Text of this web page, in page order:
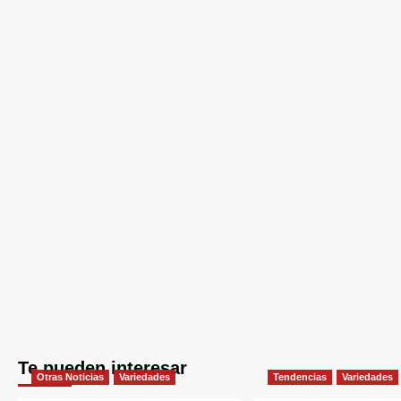
Te pueden interesar
Otras Noticias Variedades Tendencias Variedades